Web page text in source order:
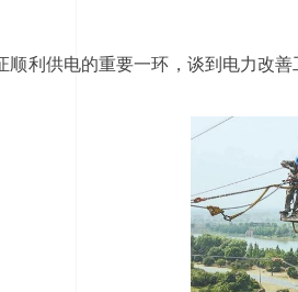
顺利供电的重要一环，谈到电力改